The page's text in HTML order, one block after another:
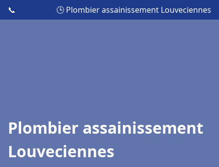
📞 🕒 Plombier assainissement Louveciennes
Plombier assainissement
Louveciennes